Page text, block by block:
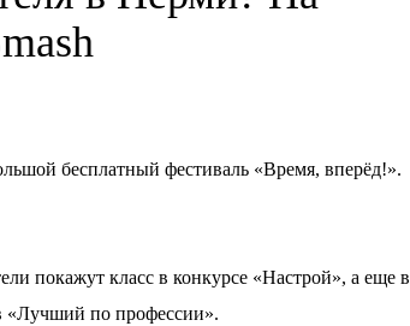
бесплатный фестиваль «Время, вперёд!».
покажут класс в конкурсе «Настрой», а еще в
«Лучший по профессии».